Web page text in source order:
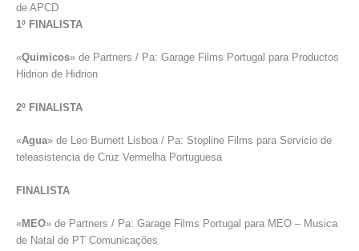
de APCD
1º FINALISTA
«Quimicos» de Partners / Pa: Garage Films Portugal para Productos
Hidrion de Hidrion
2º FINALISTA
«Agua» de Leo Burnett Lisboa / Pa: Stopline Films para Servicio de
teleasistencia de Cruz Vermelha Portuguesa
FINALISTA
«MEO» de Partners / Pa: Garage Films Portugal para MEO – Musica
de Natal de PT Comunicações